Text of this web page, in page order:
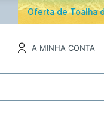
A MINHA CONTA